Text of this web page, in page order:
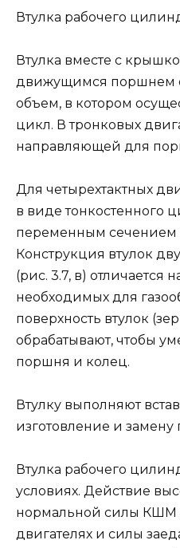
Втулка рабочего
Втулка вместе с
движущимся поршнем
объем, в котором
цикл. В тронковых
направляющей для
Для четырехтактных
в виде тонко­стенного
переменным сечением
Конструкция втулок
(рис. 3.7, в) отличается
необходимых для
поверхность втулок
обрабатывают, чтобы
поршня и колец.
Втул­ку выполняют
изготовление и заме­ну
Втулка рабочего
условиях. Действие
нормальной силы КШМ
двигателях и силы